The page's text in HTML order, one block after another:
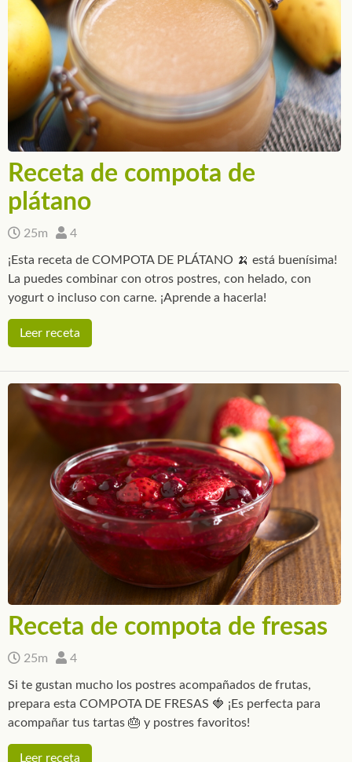
Receta de compota de
plátano
25m 4
¡Esta receta de COMPOTA DE PLÁTANO 🍌 está buenísima!
La puedes combinar con otros postres, con helado, con
yogurt o incluso con carne. ¡Aprende a hacerla!
Leer receta
Receta de compota de fresas
25m 4
Si te gustan mucho los postres acompañados de frutas,
prepara esta COMPOTA DE FRESAS 🍓 ¡Es perfecta para
acompañar tus tartas 🎂 y postres favoritos!
Leer receta